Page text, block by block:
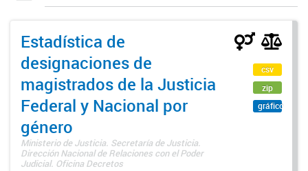
Estadística de
designaciones de
magistrados de la Justicia
Federal y Nacional por
género
Ministerio de Justicia. Secretaría de Justicia.
Dirección Nacional de Relaciones con el Poder
Judicial. Oficina Decretos
csv
zip
gráfico